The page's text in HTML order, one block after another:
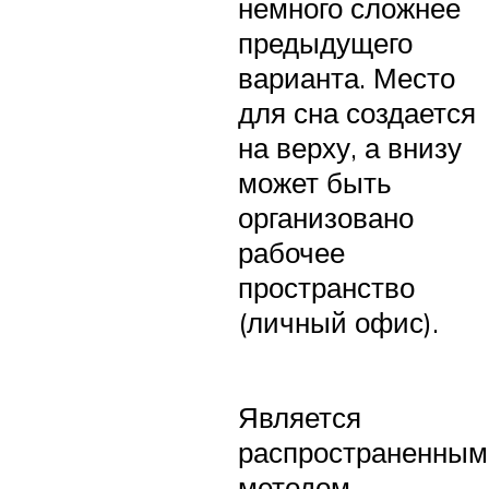
немного сложнее
предыдущего
варианта. Место
для сна создается
на верху, а внизу
может быть
организовано
рабочее
пространство
(личный офис).
Является
распространенным